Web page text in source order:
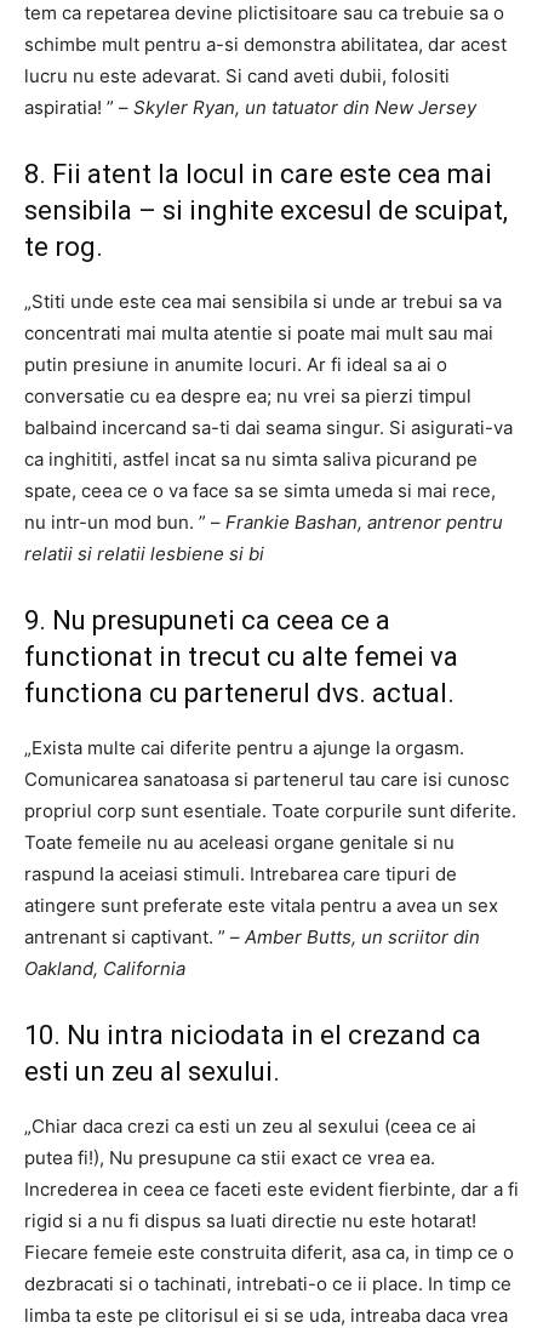
tem ca repetarea devine plictisitoare sau ca trebuie sa o
schimbe mult pentru a-si demonstra abilitatea, dar acest
lucru nu este adevarat. Si cand aveti dubii, folositi
aspiratia! ” – Skyler Ryan, un tatuator din New Jersey
8. Fii atent la locul in care este cea mai
sensibila – si inghite excesul de scuipat,
te rog.
„Stiti unde este cea mai sensibila si unde ar trebui sa va
concentrati mai multa atentie si poate mai mult sau mai
putin presiune in anumite locuri. Ar fi ideal sa ai o
conversatie cu ea despre ea; nu vrei sa pierzi timpul
balbaind incercand sa-ti dai seama singur. Si asigurati-va
ca inghititi, astfel incat sa nu simta saliva picurand pe
spate, ceea ce o va face sa se simta umeda si mai rece,
nu intr-un mod bun. ” – Frankie Bashan, antrenor pentru
relatii si relatii lesbiene si bi
9. Nu presupuneti ca ceea ce a
functionat in trecut cu alte femei va
functiona cu partenerul dvs. actual.
„Exista multe cai diferite pentru a ajunge la orgasm.
Comunicarea sanatoasa si partenerul tau care isi cunosc
propriul corp sunt esentiale. Toate corpurile sunt diferite.
Toate femeile nu au aceleasi organe genitale si nu
raspund la aceiasi stimuli. Intrebarea care tipuri de
atingere sunt preferate este vitala pentru a avea un sex
antrenant si captivant. ” – Amber Butts, un scriitor din
Oakland, California
10. Nu intra niciodata in el crezand ca
esti un zeu al sexului.
„Chiar daca crezi ca esti un zeu al sexului (ceea ce ai
putea fi!), Nu presupune ca stii exact ce vrea ea.
Increderea in ceea ce faceti este evident fierbinte, dar a fi
rigid si a nu fi dispus sa luati directie nu este hotarat!
Fiecare femeie este construita diferit, asa ca, in timp ce o
dezbracati si o tachinati, intrebati-o ce ii place. In timp ce
limba ta este pe clitorisul ei si se uda, intreaba daca vrea